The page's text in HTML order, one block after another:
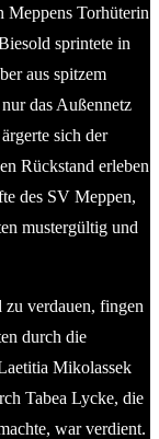
Meppens Torhüterin
sprintete in
aus spitzem
das Außennetz
sich der
Rückstand erleben
des SV Meppen,
mustergültig und
verdauen, fingen
durch die
Mikolassek
Tabea Lycke, die
war verdient.